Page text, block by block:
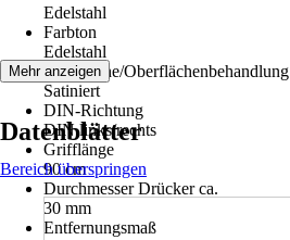
Edelstahl
Farbton
Edelstahl
Oberfläche/Oberflächenbehandlung
Satiniert
DIN-Richtung
DIN links/rechts
Grifflänge
90 cm
Durchmesser Drücker ca.
30 mm
Entfernungsmaß
Mehr anzeigen
Datenblätter
Bereich überspringen